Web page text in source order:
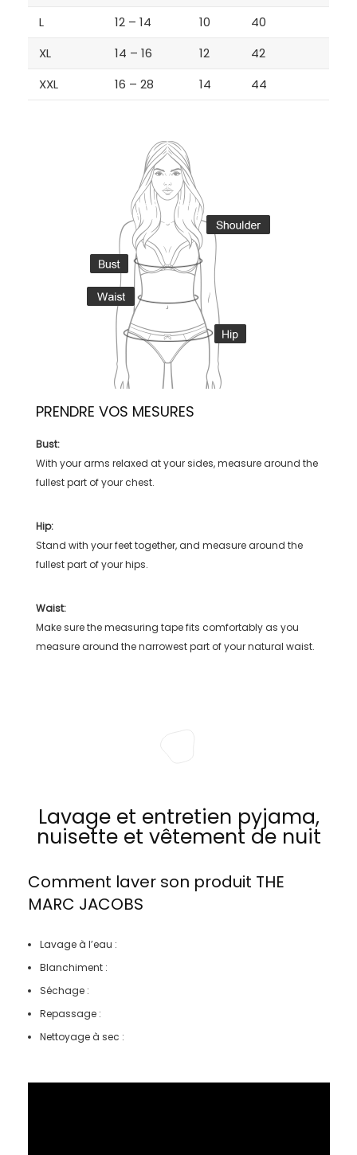
L
12 – 14 10
40
XL
14 – 16 12
42
XXL
16 – 28 14 44
PRENDRE VOS MESURES
Bust:
With your arms relaxed at your sides, measure around the
fullest part of your chest.
Hip:
Stand with your feet together, and measure around the
fullest part of your hips.
Waist:
Make sure the measuring tape fits comfortably as you
measure around the narrowest part of your natural waist.
Lavage et entretien pyjama,
nuisette et vêtement de nuit
Comment laver son produit THE
MARC JACOBS
Lavage à l’eau :
Blanchiment :
Séchage :
Repassage :
Nettoyage à sec :